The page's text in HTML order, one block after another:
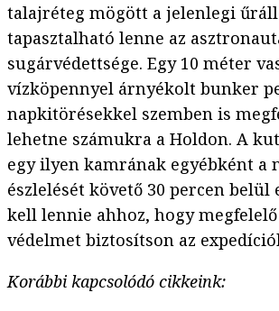
talajréteg mögött a jelenlegi
tapasztalható lenne az
sugárvédettsége. Egy 10 méter
vízköpennyel árnyékolt bunker
napkitörésekkel szemben is
lehetne számukra a Holdon. A
egy ilyen kamrának egyébként a
észlelését követő 30 percen belül
kell lennie ahhoz, hogy
védelmet biztosítson az
Korábbi kapcsolódó cikkeink: